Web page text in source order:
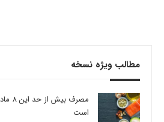
مطالب ویژه نسخه
است